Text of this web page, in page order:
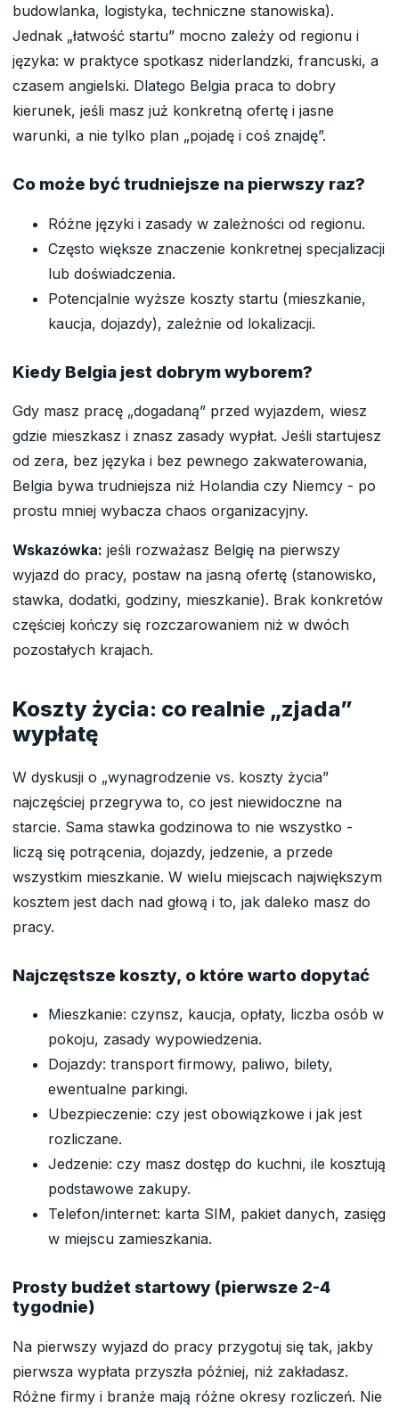
budowlanka, logistyka, techniczne stanowiska).
Jednak „łatwość startu” mocno zależy od regionu i
języka: w praktyce spotkasz niderlandzki, francuski, a
czasem angielski. Dlatego Belgia praca to dobry
kierunek, jeśli masz już konkretną ofertę i jasne
warunki, a nie tylko plan „pojadę i coś znajdę”.
Co może być trudniejsze na pierwszy raz?
Różne języki i zasady w zależności od regionu.
Często większe znaczenie konkretnej specjalizacji
lub doświadczenia.
Potencjalnie wyższe koszty startu (mieszkanie,
kaucja, dojazdy), zależnie od lokalizacji.
Kiedy Belgia jest dobrym wyborem?
Gdy masz pracę „dogadaną” przed wyjazdem, wiesz
gdzie mieszkasz i znasz zasady wypłat. Jeśli startujesz
od zera, bez języka i bez pewnego zakwaterowania,
Belgia bywa trudniejsza niż Holandia czy Niemcy - po
prostu mniej wybacza chaos organizacyjny.
Wskazówka: jeśli rozważasz Belgię na pierwszy
wyjazd do pracy, postaw na jasną ofertę (stanowisko,
stawka, dodatki, godziny, mieszkanie). Brak konkretów
częściej kończy się rozczarowaniem niż w dwóch
pozostałych krajach.
Koszty życia: co realnie „zjada”
wypłatę
W dyskusji o „wynagrodzenie vs. koszty życia”
najczęściej przegrywa to, co jest niewidoczne na
starcie. Sama stawka godzinowa to nie wszystko -
liczą się potrącenia, dojazdy, jedzenie, a przede
wszystkim mieszkanie. W wielu miejscach największym
kosztem jest dach nad głową i to, jak daleko masz do
pracy.
Najczęstsze koszty, o które warto dopytać
Mieszkanie: czynsz, kaucja, opłaty, liczba osób w
pokoju, zasady wypowiedzenia.
Dojazdy: transport firmowy, paliwo, bilety,
ewentualne parkingi.
Ubezpieczenie: czy jest obowiązkowe i jak jest
rozliczane.
Jedzenie: czy masz dostęp do kuchni, ile kosztują
podstawowe zakupy.
Telefon/internet: karta SIM, pakiet danych, zasięg
w miejscu zamieszkania.
Prosty budżet startowy (pierwsze 2-4
tygodnie)
Na pierwszy wyjazd do pracy przygotuj się tak, jakby
pierwsza wypłata przyszła później, niż zakładasz.
Różne firmy i branże mają różne okresy rozliczeń. Nie